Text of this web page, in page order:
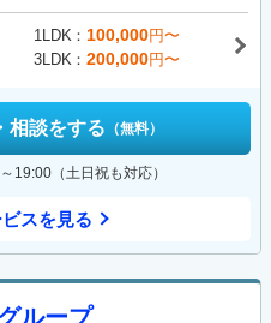
1LDK 100,000円〜
3LDK 200,000円〜
相談をする （無料）
19:00（土日祝も対応）
スを見る
ループ